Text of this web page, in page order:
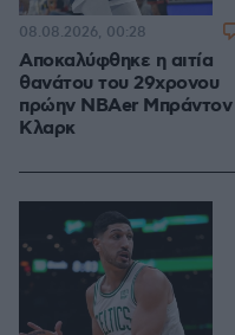
Αποκαλύφθηκε η αιτία
θανάτου του 29χρονου
πρώην NBAer Μπράντον
Κλαρκ
08.08.2026, 00:28